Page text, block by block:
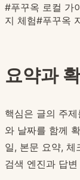
#푸꾸옥 로컬 가
지 체험#푸꾸옥
요약과
핵심은 글의 주
와 날짜를 함께
일, 본문 요약, 체
검색 엔진과 답